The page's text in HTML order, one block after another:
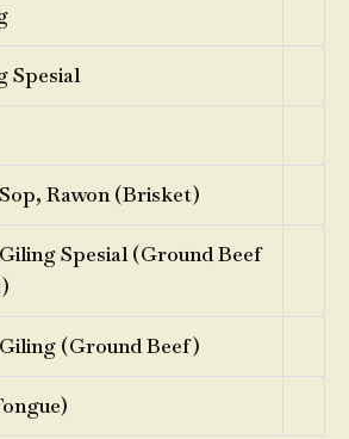
Spesial
Rawon (Brisket)
Spesial (Ground Beef
(Ground Beef)